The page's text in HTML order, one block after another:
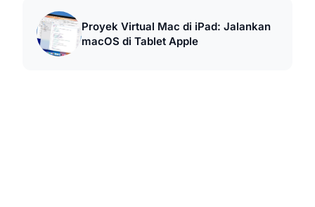
Proyek Virtual Mac di iPad: Jalankan
macOS di Tablet Apple